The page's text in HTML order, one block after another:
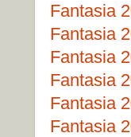
Fantasia
Fantasia
Fantasia
Fantasia
Fantasia
Fantasia